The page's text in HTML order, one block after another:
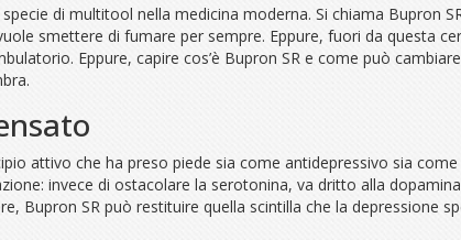
di multitool nella medicina moderna. Si chiama Bupron
smettere di fumare per sempre. Eppure, fuori da questa
Eppure, capire cos’è Bupron SR e come può
attivo che ha preso piede sia come antidepressivo sia
invece di ostacolare la serotonina, va dritto alla
Bupron SR può restituire quella scintilla che la depressione